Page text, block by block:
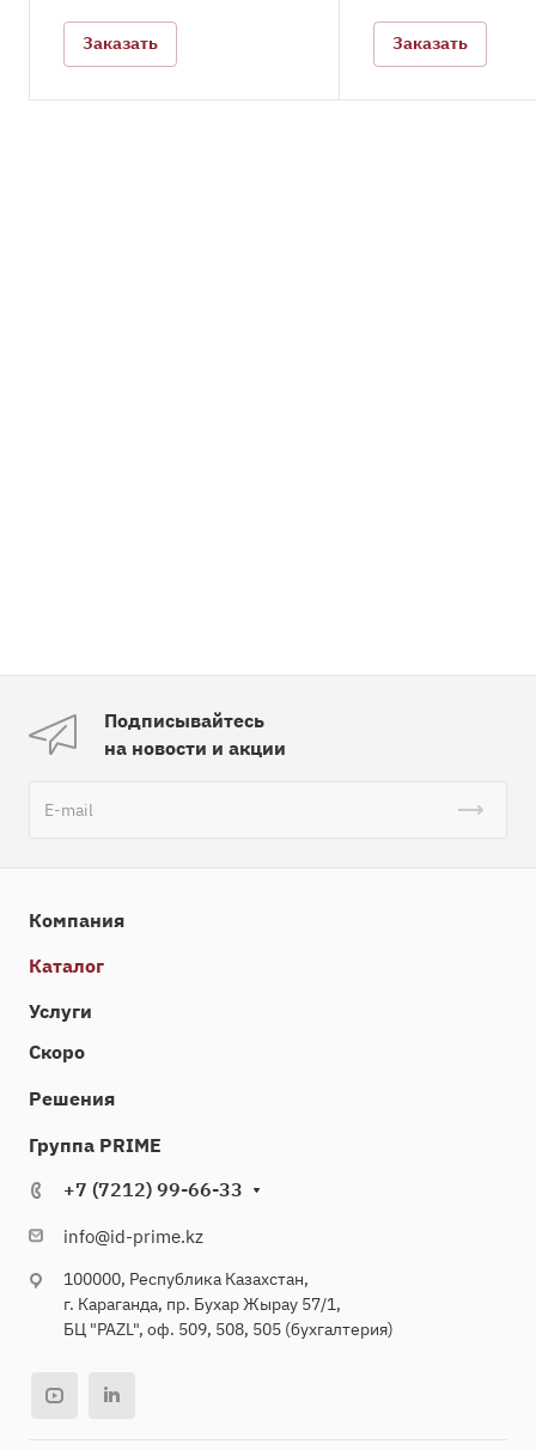
Заказать Заказать
Подписывайтесь
на новости и акции
Компания
Каталог
Услуги
Скоро
Решения
Группа PRIME
+7 (7212) 99-66-33
info@id-prime.kz
100000, Республика Казахстан,
г. Караганда, пр. Бухар Жырау 57/1,
БЦ "PAZL", оф. 509, 508, 505 (бухгалтерия)